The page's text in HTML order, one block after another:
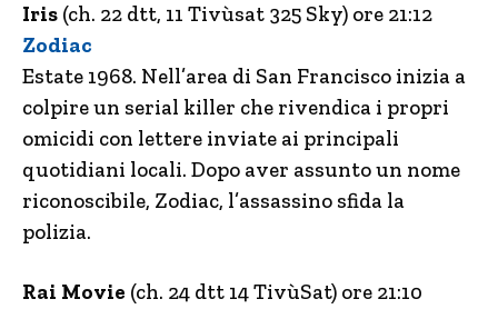
Iris (ch. 22 dtt, 11 Tivùsat 325 Sky) ore 21:12
Zodiac
Estate 1968. Nell’area di San Francisco inizia a
colpire un serial killer che rivendica i propri
omicidi con lettere inviate ai principali
quotidiani locali. Dopo aver assunto un nome
riconoscibile, Zodiac, l’assassino sfida la
polizia.
Rai Movie (ch. 24 dtt 14 TivùSat) ore 21:10